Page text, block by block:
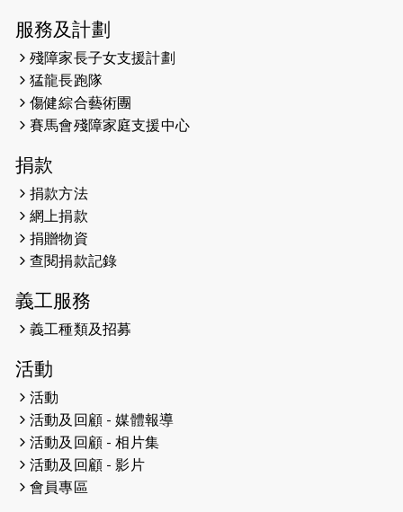
2026-05-14
（19:00開始）
2026-05-07
開始）
2026-04-30
2026-04-25
2026-04-24
2026-04-23
2026-04-19
2026-04-16
猛龍長跑隊恆常練習 - 4月16日
（19:00開始）
2026-04-12
服務及計劃
殘障家長子女支援計劃
猛龍長跑隊
傷健綜合藝術團
賽馬會殘障家庭支援中心
捐款
捐款方法
網上捐款
捐贈物資
查閱捐款記錄
義工服務
義工種類及招募
活動
活動
活動及回顧 - 媒體報導
活動及回顧 - 相片集
活動及回顧 - 影片
會員專區